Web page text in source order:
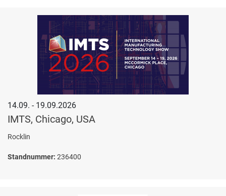
14.09. - 19.09.2026
IMTS, Chicago, USA
Rocklin
Standnummer: 236400